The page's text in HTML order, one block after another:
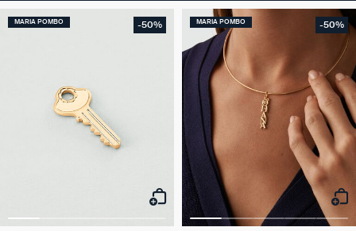
MARIA POMBO -50% MARIA POMBO -50%